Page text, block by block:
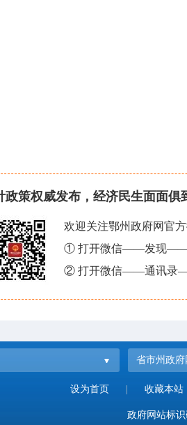
政策权威发布，经济民生面面俱
欢迎关注鄂州政府网官
① 打开微信——发现——
② 打开微信——通讯录
省市州政府
设为首页 收藏本站
政府网站标